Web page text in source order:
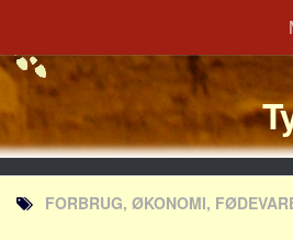
Portal
Udvandrerne.dk
Utvandrerne.no
Utvandrarna.se
Tyskland.dk
FORBRUG, ØKONOMI,